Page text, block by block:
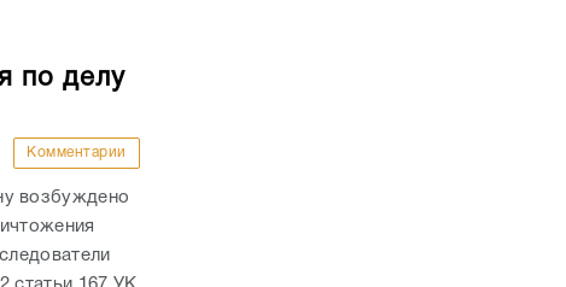
по делу
Комментарии
возбуждено